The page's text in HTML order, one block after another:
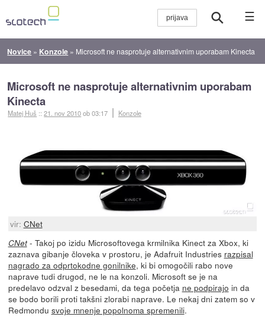
☰
Novice » Konzole » Microsoft ne nasprotuje alternativnim uporabam Kinecta
Microsoft ne nasprotuje alternativnim uporabam
Kinecta
Matej Huš ::21. nov 2010ob 03:17 Konzole
vir: CNet
CNet- Takoj po izidu Microsoftovega krmilnika Kinect za Xbox, ki
zaznava gibanje človeka v prostoru, je Adafruit Industries razpisal
nagrado za odprtokodne gonilnike, ki bi omogočili rabo nove
naprave tudi drugod, ne le na konzoli. Microsoft se je na
predelavo odzval z besedami, da tega početja ne podpirajo in da
se bodo borili proti takšni zlorabi naprave. Le nekaj dni zatem so v
Redmondu svoje mnenje popolnoma spremenili.